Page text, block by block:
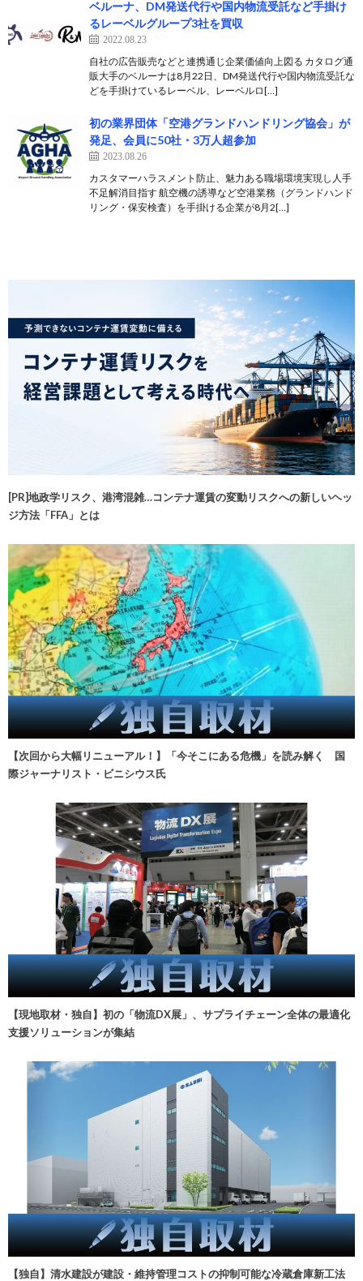
ベルーナ、DM発送代行や国内物流受託など手掛け
るレーベルグループ3社を買収
2022.08.23
自社の広告販売などと連携通じ企業価値向上図る カタログ通
販大手のベルーナは8月22日、DM発送代行や国内物流受託な
どを手掛けているレーベル、レーベルロ[…]
初の業界団体「空港グランドハンドリング協会」が
発足、会員に50社・3万人超参加
2023.08.26
カスタマーハラスメント防止、魅力ある職場環境実現し人手
不足解消目指す 航空機の誘導など空港業務（グランドハンド
リング・保安検査）を手掛ける企業が8月2[…]
[PR]地政学リスク、港湾混雑…コンテナ運賃の変動リスクへの新しいヘッ
ジ方法「FFA」とは
【次回から大幅リニューアル！】「今そこにある危機」を読み解く 国
際ジャーナリスト・ビニシウス氏
【現地取材・独自】初の「物流DX展」、サプライチェーン全体の最適化
支援ソリューションが集結
【独自】清水建設が建設・維持管理コストの抑制可能な冷蔵倉庫新工法